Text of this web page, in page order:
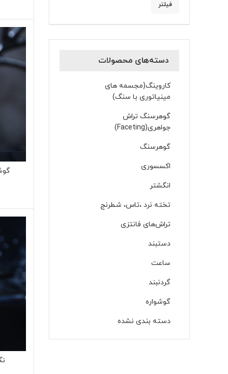
فیلتر
دسته‌های محصولات
کاروینگ(مجسمه های
مینیاتوری با سنگ)
گوهرسنگ تراش
جواهری(Faceting)
گوهرسنگ
اکسسوری
انگشتر
تخته نرد ،تاس، شطرنج
تراش‌های فانتزی
دستبند
ساعت
گردنبند
گوشواره‌
دسته بندی نشده